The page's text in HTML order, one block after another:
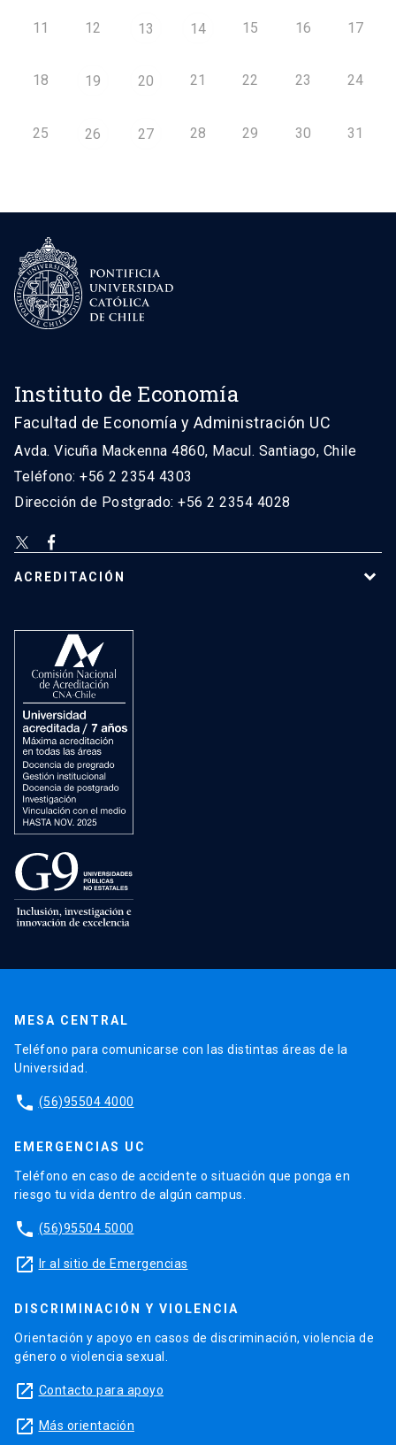
11 12 13 14 15 16 17
18 19 20 21 22 23 24
25 26 27 28 29 30 31
Instituto de Economía
Facultad de Economía y Administración UC
Avda. Vicuña Mackenna 4860, Macul. Santiago, Chile
Teléfono: +56 2 2354 4303
Dirección de Postgrado: +56 2 2354 4028
ACREDITACIÓN
MESA CENTRAL
Teléfono para comunicarse con las distintas áreas de la
Universidad.
phone (56)95504 4000
EMERGENCIAS UC
Teléfono en caso de accidente o situación que ponga en
riesgo tu vida dentro de algún campus.
phone (56)95504 5000
launch Ir al sitio de Emergencias
DISCRIMINACIÓN Y VIOLENCIA
Orientación y apoyo en casos de discriminación, violencia de
género o violencia sexual.
launch Contacto para apoyo
launch Más orientación